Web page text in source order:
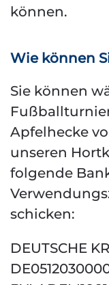
können.
Wie können
Sie können
Apfelhecke
unseren
folgende
schicken:
DEUTSCHE